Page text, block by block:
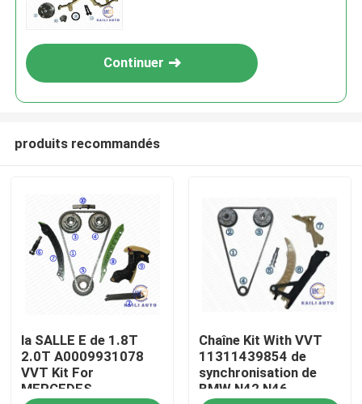
À la maison
Produits
Vidéos
Continuer
produits recommandés
la SALLE E de 1.8T
2.0T A0009931078
VVT Kit For
MERCEDES
Chaîne Kit With VVT
11311439854 de
synchronisation de
BMW N42 N46